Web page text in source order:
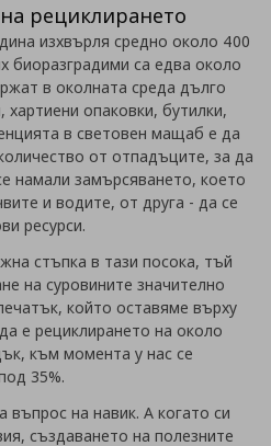
рециклирането
изхвърля средно около 400
биоразградими са едва около
в околната среда дълго
опаковки, бутилки,
в световен мащаб е да
от отпадъците, за да
намали замърсяването, което
и водите, от друга - да се
ресурси.
стъпка в тази посока, тъй
на суровините значително
който оставяме върху
е рециклирането на около
към момента у нас се
35%.
въпрос на навик. А когато си
създаването на полезните